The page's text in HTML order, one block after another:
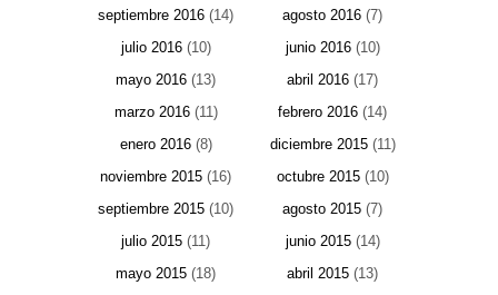
septiembre 2016 (14) agosto 2016 (7)
julio 2016(10) junio 2016(10)
mayo 2016 (13) abril 2016 (17)
marzo 2016(11) febrero 2016 (14)
enero 2016(8) diciembre 2015(11)
noviembre 2015 (16) octubre 2015(10)
septiembre 2015 (10) agosto 2015 (7)
julio 2015 (11) junio 2015(14)
mayo 2015 (18) abril 2015 (13)